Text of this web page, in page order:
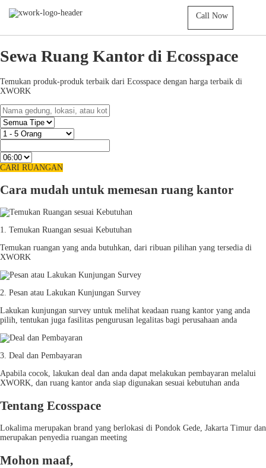
Call Now
Sewa Ruang Kantor di Ecosspace
Temukan produk-produk terbaik dari Ecosspace dengan harga terbaik di
XWORK
CARI RUANGAN
Cara mudah untuk memesan ruang kantor
1. Temukan Ruangan sesuai Kebutuhan
Temukan ruangan yang anda butuhkan, dari ribuan pilihan yang tersedia di
XWORK
2. Pesan atau Lakukan Kunjungan Survey
Lakukan kunjungan survey untuk melihat keadaan ruang kantor yang anda
pilih, tentukan juga fasilitas pengurusan legalitas bagi perusahaan anda
3. Deal dan Pembayaran
Apabila cocok, lakukan deal dan anda dapat melakukan pembayaran melalui
XWORK, dan ruang kantor anda siap digunakan sesuai kebutuhan anda
Tentang Ecosspace
Lokalima merupakan brand yang berlokasi di Pondok Gede, Jakarta Timur dan
merupakan penyedia ruangan meeting
Mohon maaf,